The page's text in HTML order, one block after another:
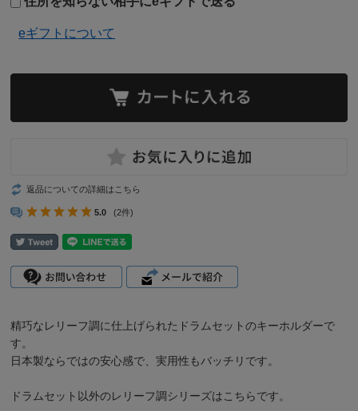
eギフトについて
返品についての詳細はこちら
5.0 (2件)
精巧なレリーフ調に仕上げられたドラムセットのキーホルダーで
す。
日本製ならではの安心感で、実用性もバッチリです。
ドラムセット以外のレリーフ調シリーズはこちらです。